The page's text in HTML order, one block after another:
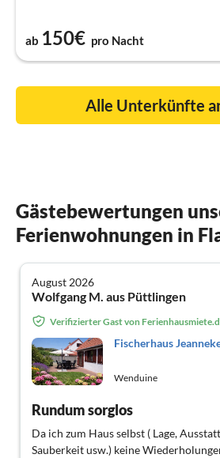
ab 150€ pro Nacht
Alle Unterkünfte
Gästebewertungen
Ferienwohnungen in
August 2026
Wolfgang M. aus Püttlingen
Verifizierter Gast von
Fischerhaus
Wenduine
Rundum sorglos
Da ich zum Haus selbst ( Lage,
Sauberkeit usw.) keine